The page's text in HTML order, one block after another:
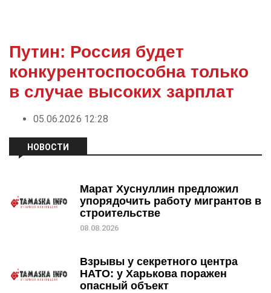
Путин: Россия будет
конкурентоспособна только
в случае высоких зарплат
05.06.2026 12:28
НОВОСТИ
Марат Хуснуллин предложил
упорядочить работу мигрантов в
строительстве
08.08.2026
Взрывы у секретного центра
НАТО: у Харькова поражен
опасный объект